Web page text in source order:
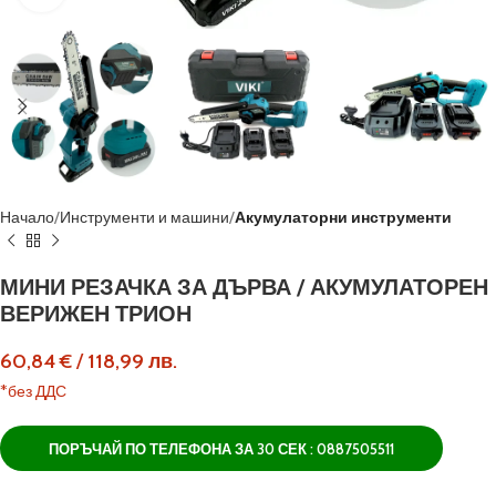
Начало Инструменти и машини Акумулаторни инструменти
МИНИ РЕЗАЧКА ЗА ДЪРВА / АКУМУЛАТОРЕН
ВЕРИЖЕН ТРИОН
60,84€/118,99 лв.
*без ДДС
ПОРЪЧАЙ ПО ТЕЛЕФОНА ЗА 30 СЕК : 0887505511